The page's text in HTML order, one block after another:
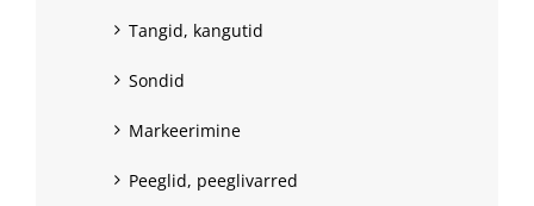
Tangid, kangutid
Sondid
Markeerimine
Peeglid, peeglivarred